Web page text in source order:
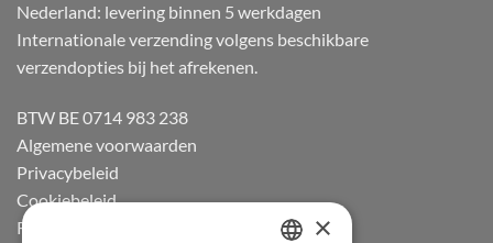
Nederland: levering binnen 5 werkdagen
Internationale verzending volgens beschikbare
verzendopties bij het afrekenen.
BTW BE 0714 983 238
Algemene voorwaarden
Privacybeleid
Cookiebeleid
Retourneren
×